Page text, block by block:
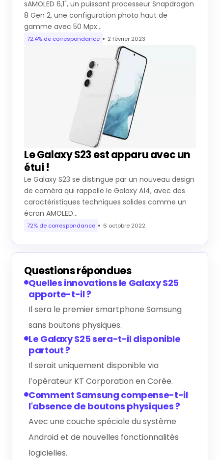
sAMOLED 6,1", un puissant processeur Snapdragon
8 Gen 2, une configuration photo haut de
gamme avec 50 Mpx…
72.4% de correspondance 2 février 2023
Le Galaxy S23 est apparu avec un
étui !
Le Galaxy S23 se distingue par un nouveau design
de caméra qui rappelle le Galaxy A14, avec des
caractéristiques techniques solides comme un
écran AMOLED…
72% de correspondance 6 octobre 2022
Questions répondues
Quelles innovations le Galaxy S25
apporte-t-il ?
Il sera le premier smartphone Samsung
sans boutons physiques.
Le Galaxy S25 sera-t-il disponible
partout ?
Il serait uniquement disponible via
l’opérateur KT Corporation en Corée.
Comment Samsung compense-t-il
l'absence de boutons physiques ?
Avec une couche spéciale du système
Android et de nouvelles fonctionnalités
logicielles.